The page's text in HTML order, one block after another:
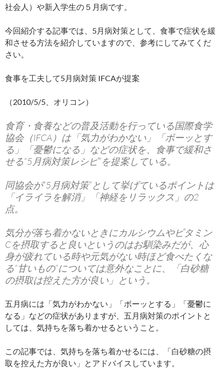
社会人）や新入学生の５月病です。
今回紹介する記事では、5月病対策として、食事で症状を緩
和させる方法を紹介していますので、参考にしてみてくだ
さい。
食事を工夫して5月病対策 IFCAが提案
（2010/5/5、オリコン）
食育・食養などの普及活動を行っている国際食学
協会（IFCA）は「気力がわかない」「ボーッとす
る」「憂鬱になる」などの症状を、食事で緩和さ
せる“5月病対策レシピ”を提案している。
同協会が“5月病対策”として挙げているポイントは
「イライラを解消」「神経をリラックス」の2
点。
気分が落ち着かないときにカルシウムやビタミン
Cを摂取すると良いというのはお馴染みだが、心
身が疲れている時や元気がない時ほど食べたくな
る“甘いもの”については意外なことに、「白砂糖
の摂取は控えた方が良い」という。
五月病には「気力がわかない」「ボーッとする」「憂鬱に
なる」などの症状がありますが、五月病対策のポイントと
しては、気持ちを落ち着かせるということ。
この記事では、気持ちを落ち着かせるには、「白砂糖の摂
取を控えた方が良い」とアドバイスしています。